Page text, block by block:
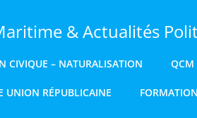
& Actualités
CIVIQUE – NATURALISATION QCM
UNION RÉPUBLICAINE